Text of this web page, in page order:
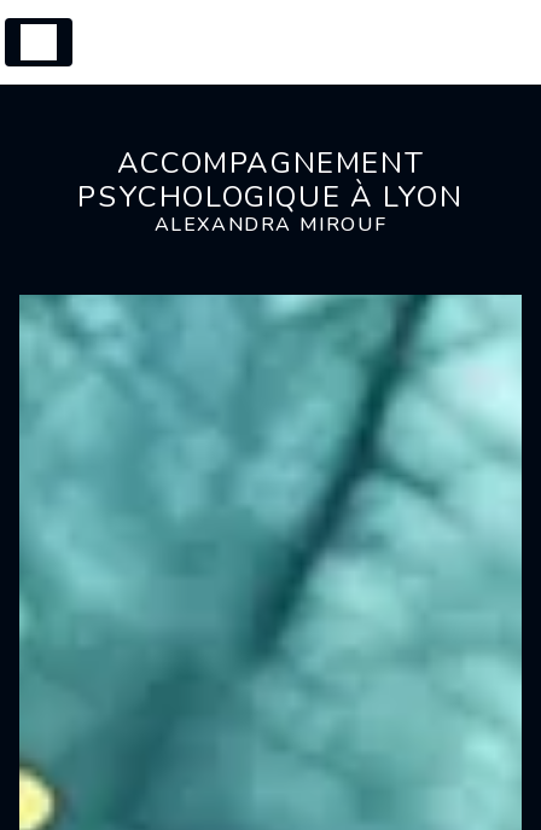
ACCOMPAGNEMENT
PSYCHOLOGIQUE À LYON
ALEXANDRA MIROUF
Panneau de gestion des cookies